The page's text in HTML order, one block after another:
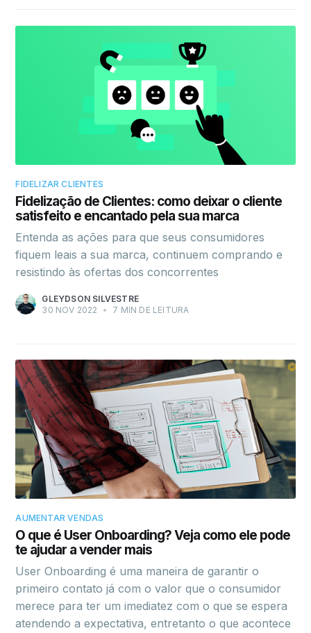
FIDELIZAR CLIENTES
Fidelização de Clientes: como deixar o cliente
satisfeito e encantado pela sua marca
Entenda as ações para que seus consumidores
fiquem leais a sua marca, continuem comprando e
resistindo às ofertas dos concorrentes
GLEYDSON SILVESTRE
30 NOV 2022
• 7 MIN DE LEITURA
AUMENTAR VENDAS
O que é User Onboarding? Veja como ele pode
te ajudar a vender mais
User Onboarding é uma maneira de garantir o
primeiro contato já com o valor que o consumidor
merece para ter um imediatez com o que se espera
atendendo a expectativa, entretanto o que acontece